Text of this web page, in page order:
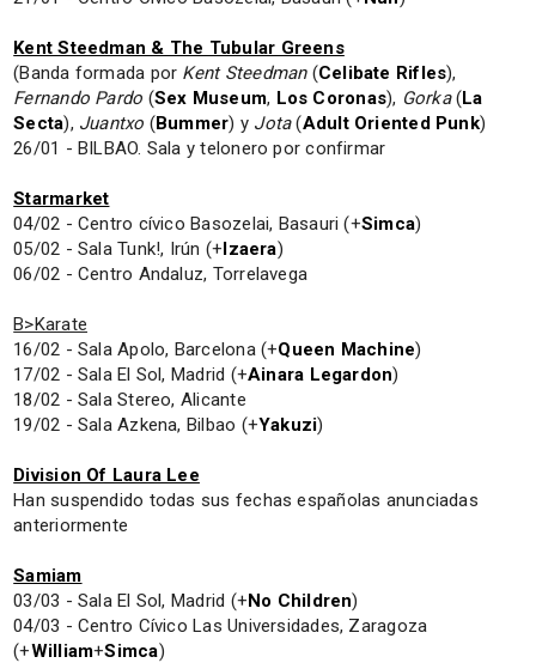
Kent Steedman & The Tubular Greens
(Banda formada por Kent Steedman(Celibate Rifles),
Fernando Pardo (Sex Museum, Los Coronas), Gorka(La
Secta), Juantxo (Bummer) y Jota(Adult Oriented Punk)
26/01 - BILBAO. Sala y telonero por confirmar
Starmarket
04/02 - Centro cívico Basozelai, Basauri (+Simca)
05/02 - Sala Tunk!, Irún (+Izaera)
06/02 - Centro Andaluz, Torrelavega
B>Karate
16/02 - Sala Apolo, Barcelona (+Queen Machine)
17/02 - Sala El Sol, Madrid (+Ainara Legardon)
18/02 - Sala Stereo, Alicante
19/02 - Sala Azkena, Bilbao (+Yakuzi)
Division Of Laura Lee
Han suspendido todas sus fechas españolas anunciadas
anteriormente
Samiam
03/03 - Sala El Sol, Madrid (+No Children)
04/03 - Centro Cívico Las Universidades, Zaragoza
(+William+Simca)